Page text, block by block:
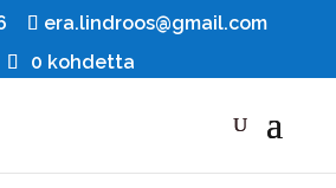
era.lindroos@gmail.com
0 kohdetta